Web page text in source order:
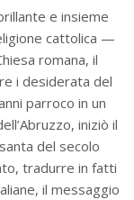
e insieme
cattolica —
romana, il
i desiderata del
parroco in un
iniziò il
del secolo
tradurre in fatti
il messaggio